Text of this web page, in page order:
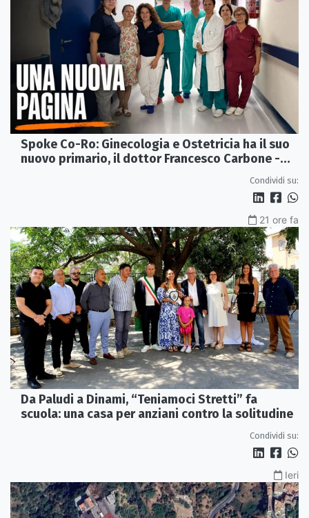
Spoke Co-Ro: Ginecologia e Ostetricia ha il suo
nuovo primario, il dottor Francesco Carbone -
Condividi su:
21 ore fa
Da Paludi a Dinami, “Teniamoci Stretti” fa
scuola: una casa per anziani contro la solitudine
Condividi su:
Ieri